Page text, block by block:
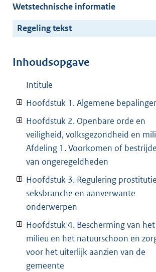
Wetstechnische informatie
Regeling tekst
Inhoudsopgave
Intitule
Hoofdstuk 1. Algemene
Hoofdstuk 2. Openbare orde en
veiligheid, volksgezondheid en
Afdeling 1. Voorkomen of
van ongeregeldheden
Hoofdstuk 3. Regulering
seksbranche en aanverwante
onderwerpen
Hoofdstuk 4. Bescherming van het
milieu en het natuurschoon en
voor het uiterlijk aanzien van de
gemeente